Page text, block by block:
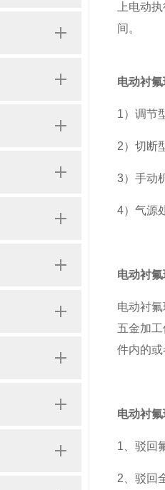
上电动
间。
电动衬
1）调节
2）切断
3）手动
4）气源
电动衬
电动衬
五金加
件内的
电动衬
1、驳回
2、驳回